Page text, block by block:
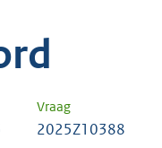
Vraag
2025Z10388